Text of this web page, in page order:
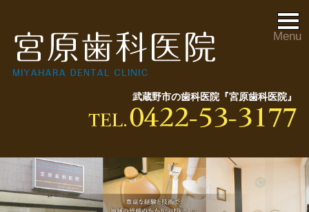
武蔵野市の歯科医院『宮原歯科医院』
Menu